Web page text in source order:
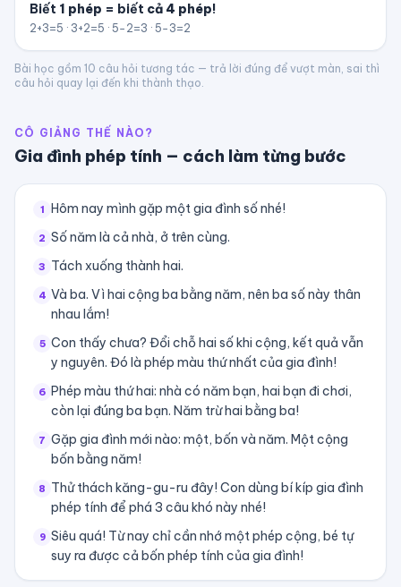
Biết 1 phép = biết cả 4 phép!
2+3=5 · 3+2=5 · 5−2=3 · 5−3=2
Bài học gồm 10 câu hỏi tương tác — trả lời đúng để vượt màn, sai thì
câu hỏi quay lại đến khi thành thạo.
CÔ GIẢNG THẾ NÀO?
Gia đình phép tính — cách làm từng bước
1 Hôm nay mình gặp một gia đình số nhé!
2 Số năm là cả nhà, ở trên cùng.
3 Tách xuống thành hai.
4 Và ba. Vì hai cộng ba bằng năm, nên ba số này thân
nhau lắm!
5 Con thấy chưa? Đổi chỗ hai số khi cộng, kết quả vẫn
y nguyên. Đó là phép màu thứ nhất của gia đình!
6 Phép màu thứ hai: nhà có năm bạn, hai bạn đi chơi,
còn lại đúng ba bạn. Năm trừ hai bằng ba!
7 Gặp gia đình mới nào: một, bốn và năm. Một cộng
bốn bằng năm!
8 Thử thách kăng-gu-ru đây! Con dùng bí kíp gia đình
phép tính để phá 3 câu khó này nhé!
9 Siêu quá! Từ nay chỉ cần nhớ một phép cộng, bé tự
suy ra được cả bốn phép tính của gia đình!